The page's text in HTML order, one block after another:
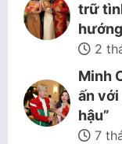
trữ
2
Minh
ấn với
hậu”
7